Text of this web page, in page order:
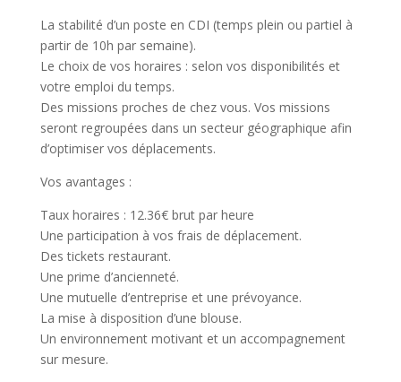
La stabilité d’un poste en CDI (temps plein ou partiel à
partir de 10h par semaine).
Le choix de vos horaires : selon vos disponibilités et
votre emploi du temps.
Des missions proches de chez vous. Vos missions
seront regroupées dans un secteur géographique afin
d’optimiser vos déplacements.
Vos avantages :
Taux horaires : 12.36€ brut par heure
Une participation à vos frais de déplacement.
Des tickets restaurant.
Une prime d’ancienneté.
Une mutuelle d’entreprise et une prévoyance.
La mise à disposition d’une blouse.
Un environnement motivant et un accompagnement
sur mesure.